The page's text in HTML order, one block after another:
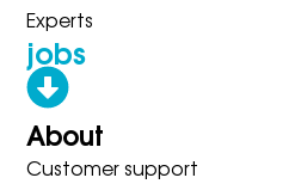
Experts
jobs
About
Customer support